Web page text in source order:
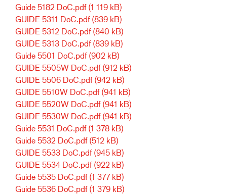
Guide 5182 DoC.pdf (1 119 kB)
GUIDE 5311 DoC.pdf (839 kB)
GUIDE 5312 DoC.pdf (840 kB)
GUIDE 5313 DoC.pdf (839 kB)
Guide 5501 DoC.pdf (902 kB)
GUIDE 5505W DoC.pdf (912 kB)
GUIDE 5506 DoC.pdf (942 kB)
GUIDE 5510W DoC.pdf (941 kB)
GUIDE 5520W DoC.pdf (941 kB)
GUIDE 5530W DoC.pdf (941 kB)
Guide 5531 DoC.pdf (1 378 kB)
Guide 5532 DoC.pdf (512 kB)
GUIDE 5533 DoC.pdf (945 kB)
GUIDE 5534 DoC.pdf (922 kB)
Guide 5535 DoC.pdf (1 377 kB)
Guide 5536 DoC.pdf (1 379 kB)